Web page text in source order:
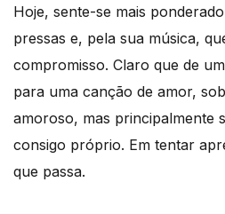
Hoje, sente-se mais
pressas e, pela sua música,
compromisso. Claro que de
para uma canção de amor,
amoroso, mas principalmente
consigo próprio. Em tentar
que passa.